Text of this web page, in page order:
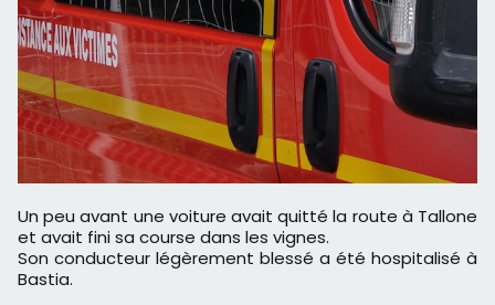
Un peu avant une voiture avait quitté la route à Tallone
et avait fini sa course dans les vignes.
Son conducteur légèrement blessé a été hospitalisé à
Bastia.